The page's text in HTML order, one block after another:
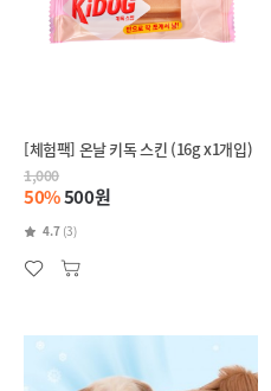
[체험팩] 온날 키독 스킨 (16g x1개입)
1,000
50%500원
4.7 (3)